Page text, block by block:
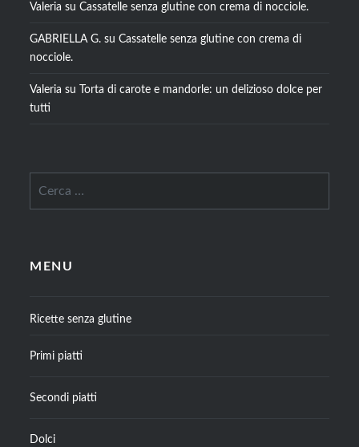
Valeria suCassatelle senza glutine con crema di nocciole.
GABRIELLA G. suCassatelle senza glutine con crema di
nocciole.
Valeria su
Torta di carote e mandorle: un delizioso dolce per
tutti
MENU
Ricette senza glutine
Primi piatti
Secondi piatti
Dolci